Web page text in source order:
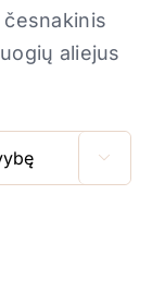
aliejus
